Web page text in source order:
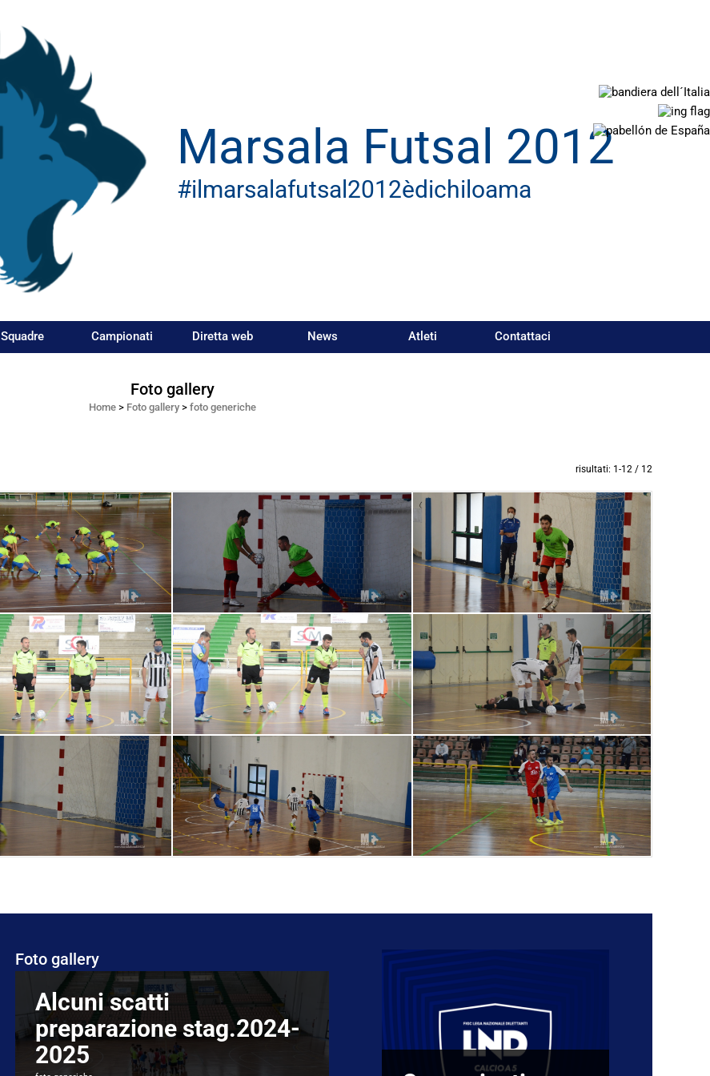
Marsala Futsal 2012
#ilmarsalafutsal2012èdichiloama
Squadre Campionati Diretta web News Atleti Contattaci
Foto gallery
Home> Foto gallery> foto generiche
risultati: 1-12 / 12
Foto gallery
Alcuni scatti
preparazione stag.2024-
2025